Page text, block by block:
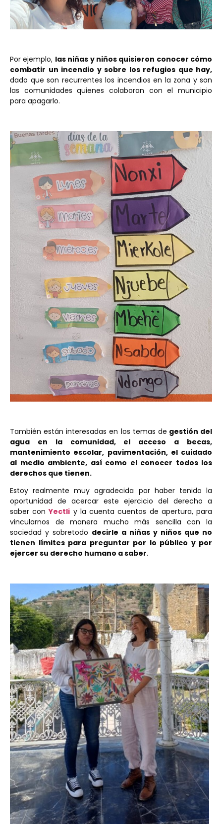
Por ejemplo, las niñas y niños quisieron conocer cómo
combatir un incendio y sobre los refugios que hay,
dado que son recurrentes los incendios en la zona y son
las comunidades quienes colaboran con el municipio
para apagarlo.
También están interesadas en los temas de gestión del
agua en la comunidad, el acceso a becas,
mantenimiento escolar, pavimentación, el cuidado
al medio ambiente, así como el conocer todos los
derechos que tienen.
Estoy realmente muy agradecida por haber tenido la
oportunidad de acercar este ejercicio del derecho a
saber conYectli y la cuenta cuentos de apertura, para
vincularnos de manera mucho más sencilla con la
sociedad y sobretodo decirle a niñas y niños que no
tienen límites para preguntar por lo público y por
ejercer su derecho humano a saber.